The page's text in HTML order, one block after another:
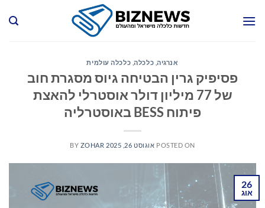
אנרגיה, כלכלה, כלכלה עולמית
פסיפיק גרין הבטיחה גיוס מסגרת חוב
של 77 מיליון דולר אוסטרלי להאצת
פיתוח BESS באוסטרליה
POSTED ON אוגוסט 26, 2025 BY ZOHAR
26
אוג